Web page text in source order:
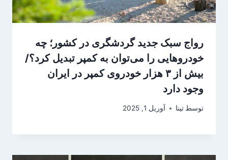
رواج سبک جدید گردشگری در کشور؛ چه
خودروهایی را می‌توان به کمپر تبدیل کرد؟/
بیش از ۳ هزار خودروی کمپر در ایران
وجود دارد
توسط تینا آوریل 1, 2025